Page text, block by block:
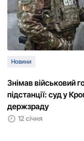
Новини
Знімав військовий
підстанції: суд у
держзраду
12 січня